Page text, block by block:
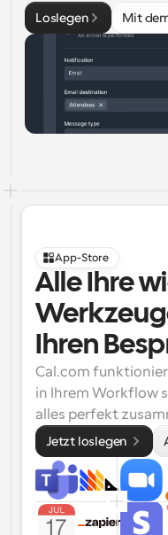
Loslegen Mit
App-Store
Alle Ihre
Ihren
Cal.com
in Ihrem Workflow
alles perfekt
Jetzt loslegen